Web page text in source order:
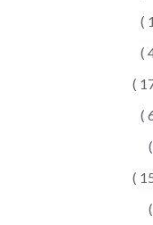
(
(
(
(
(